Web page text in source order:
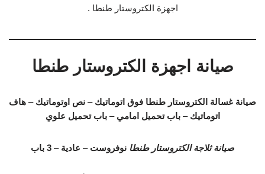
اجهزة الكتروستار طنطا .
صيانة اجهزة الكتروستار طنطا
صيانة غسالة الكتروستار طنطا فوق اتوماتيك – نص اوتوماتيك – هاف
اتوماتيك –باب تحميل امامي –باب تحميل علوي
صيانة ثلاجة الكتروستار طنطا نوفروست – عادية – 3 باب